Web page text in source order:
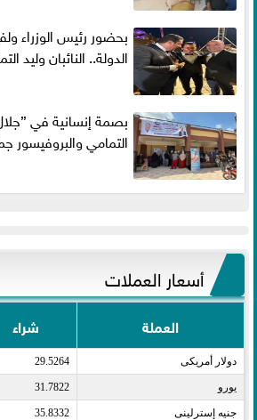
بحضور رئيس الوزراء
الدولة.. النائبان وليد
بصمة إنسانية في
التمامي والبروفيسور
أسعار العملات
العملة شراء
دولار أمريكى​ 29.5264
يورو​ 31.7822
جنيه إسترلينى​ 35.8332